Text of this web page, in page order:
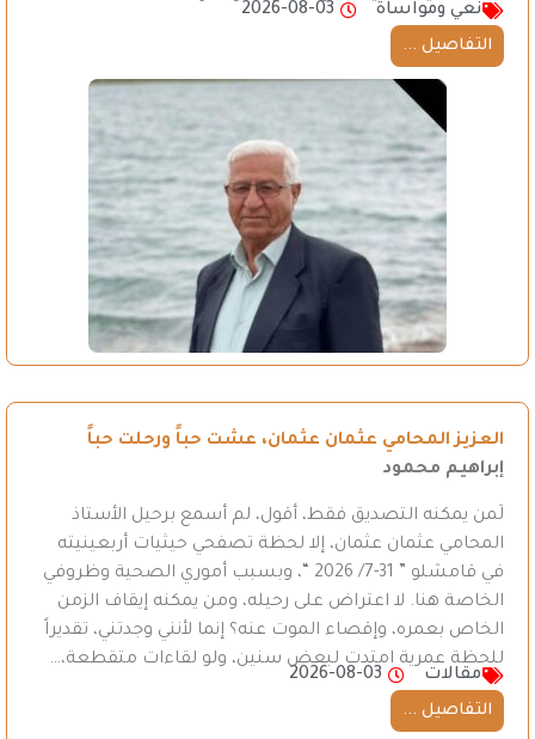
نعي ومواساة
2026-08-03
التفاصيل ...
العزيز المحامي عثمان عثمان، عشت حباً ورحلت حباً
إبراهيم محمود
لَمن يمكنه التصديق فقط، أقول، لم أسمع برحيل الأستاذ
المحامي عثمان عثمان، إلا لحظة تصفحي حيثيات أربعينيته
في قامشلو ” 31-7/ 2026 “، وبسبب أموري الصحية وظروفي
الخاصة هنا. لا اعتراض على رحيله، ومن يمكنه إيقاف الزمن
الخاص بعمره، وإقصاء الموت عنه؟ إنما لأنني وجدتني، تقديراً
للحظة عمرية امتدت لبعض سنين، ولو لقاءات متقطعة،…
مقالات
2026-08-03
التفاصيل ...